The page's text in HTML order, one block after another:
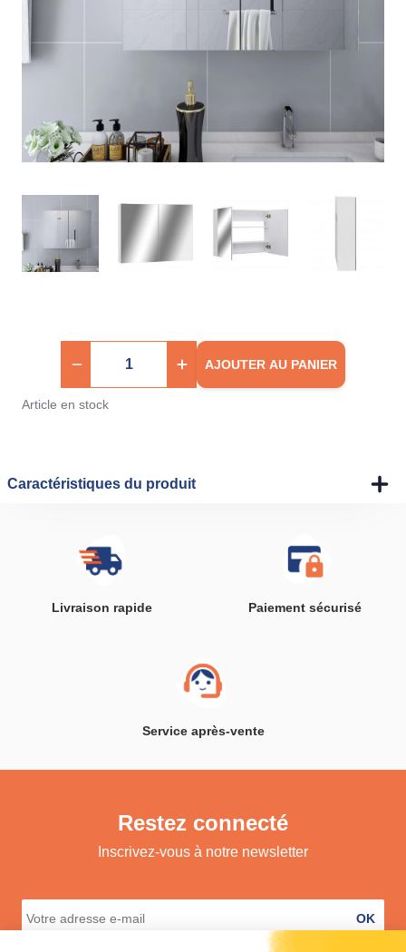
AJOUTER AU PANIER
Article en stock
Caractéristiques du produit
Livraison rapide Paiement sécurisé
Service après-vente
Restez connecté
Inscrivez-vous à notre newsletter
OK